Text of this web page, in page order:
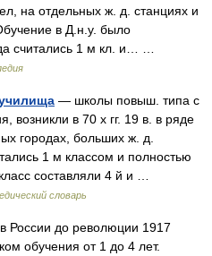
на отдельных ж. д. станциях и
в Д.н.у. было
считались 1 м кл. и… …
— школы повыш. типа с
возникли в 70 х гг. 19 в. в ряде
городах, больших ж. д.
1 м классом и полностью
составляли 4 й и …
словарь
России до революции 1917
обучения от 1 до 4 лет.